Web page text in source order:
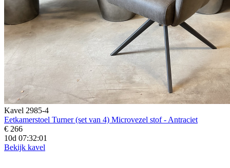
Kavel 2985-4
Eetkamerstoel Turner (set van 4) Microvezel stof - Antraciet
€ 266
10d 07:31:59
Bekijk kavel